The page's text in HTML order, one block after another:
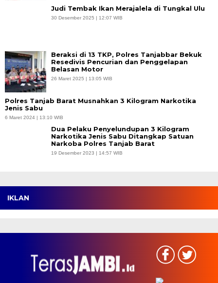
Judi Tembak Ikan Merajalela di Tungkal Ulu
30 Desember 2025 | 12:07 WIB
Beraksi di 13 TKP, Polres Tanjabbar Bekuk
Resedivis Pencurian dan Penggelapan
Belasan Motor
26 Maret 2025 | 13:05 WIB
Polres Tanjab Barat Musnahkan 3 Kilogram Narkotika
Jenis Sabu
6 Maret 2024 | 13:10 WIB
Dua Pelaku Penyelundupan 3 Kilogram
Narkotika Jenis Sabu Ditangkap Satuan
Narkoba Polres Tanjab Barat
19 Desember 2023 | 14:57 WIB
IKLAN